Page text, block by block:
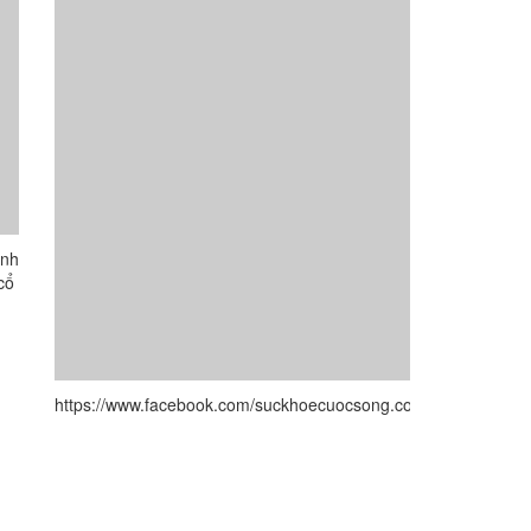
https://www.facebook.com/suckhoecuocsong.com.vn/